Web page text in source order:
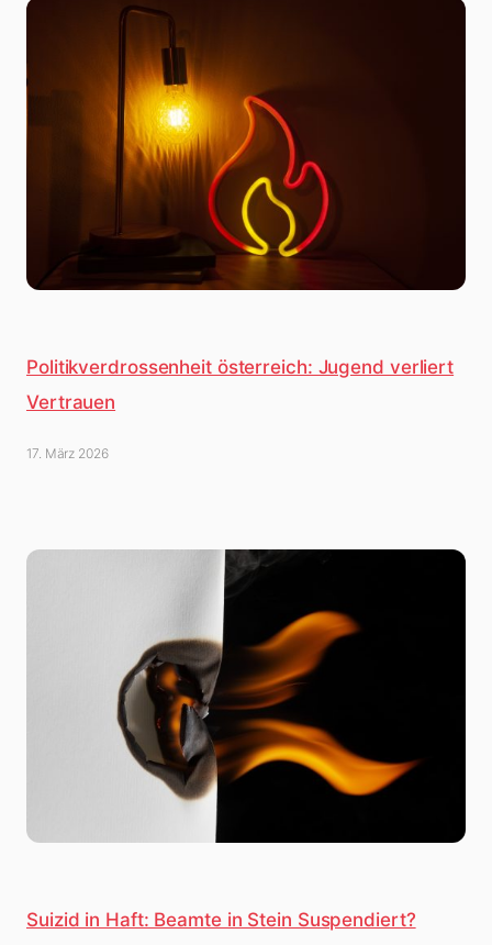
Politikverdrossenheit österreich: Jugend verliert
Vertrauen
17. März 2026
Suizid in Haft: Beamte in Stein Suspendiert?